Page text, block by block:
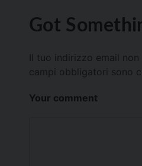
Got
Il tuo indirizzo email
campi obbligatori sono
Your comment